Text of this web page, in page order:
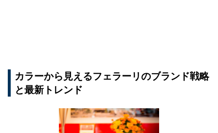
カラーから見えるフェラーリのブランド戦略
と最新トレンド